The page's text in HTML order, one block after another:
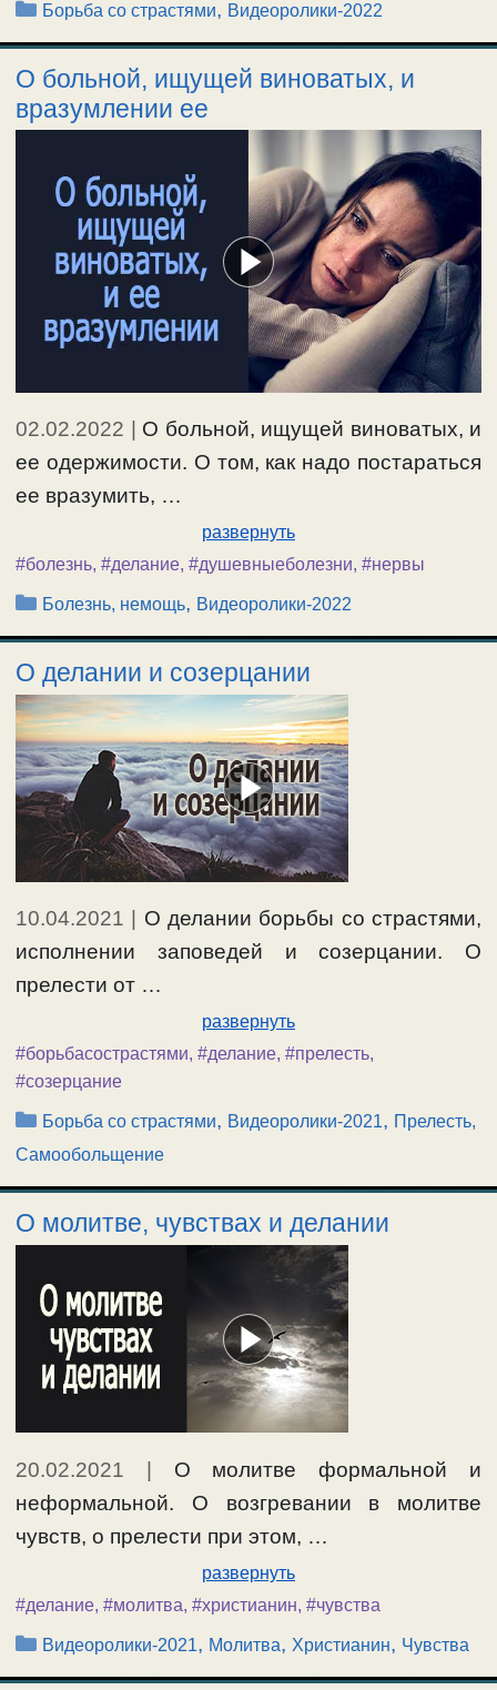
Рубрики
Борьба со страстями, Видеоролики-2022
О больной, ищущей виноватых, и
вразумлении ее
02.02.2022
О больной, ищущей виноватых, и
ее одержимости. О том, как надо постараться
ее вразумить, …
развернуть
#болезнь, #делание, #душевныеболезни, #нервы
Рубрики
Болезнь, немощь, Видеоролики-2022
О делании и созерцании
10.04.2021
О делании борьбы со страстями,
исполнении заповедей и созерцании. О
прелести от …
развернуть
#борьбасострастями, #делание, #прелесть,
#созерцание
Рубрики
Борьба со страстями, Видеоролики-2021, Прелесть,
Самообольщение
О молитве, чувствах и делании
20.02.2021 | О молитве формальной и
неформальной. О возгревании в молитве
чувств, о прелести при этом, …
развернуть
#делание, #молитва, #христианин, #чувства
Рубрики
Видеоролики-2021, Молитва, Христианин, Чувства